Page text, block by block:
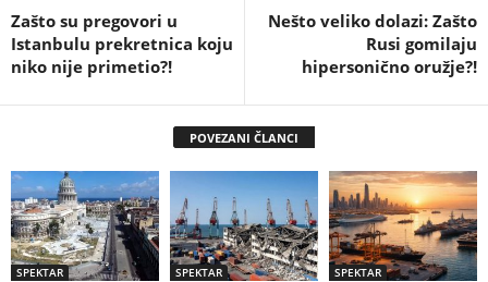
Zašto su pregovori u
Istanbulu prekretnica koju
niko nije primetio?!
Nešto veliko dolazi: Zašto
Rusi gomilaju
hipersonično oružje?!
POVEZANI ČLANCI
SPEKTAR SPEKTAR SPEKTAR